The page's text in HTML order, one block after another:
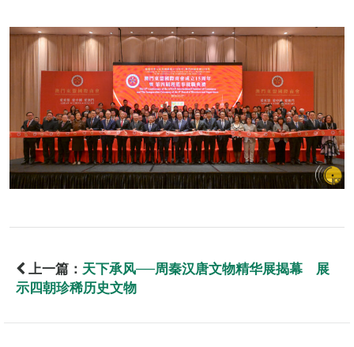
上一篇： 天下承风──周秦汉唐文物精华展揭幕 展
示四朝珍稀历史文物